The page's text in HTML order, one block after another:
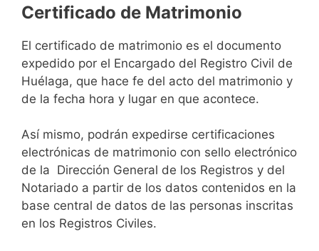
Certificado de Matrimonio
El certificado de matrimonio es el documento
expedido por el Encargado del Registro Civil de
Huélaga, que hace fe del acto del matrimonio y
de la fecha hora y lugar en que acontece.
Así mismo, podrán expedirse certificaciones
electrónicas de matrimonio con sello electrónico
de la Dirección General de los Registros y del
Notariado a partir de los datos contenidos en la
base central de datos de las personas inscritas
en los Registros Civiles.